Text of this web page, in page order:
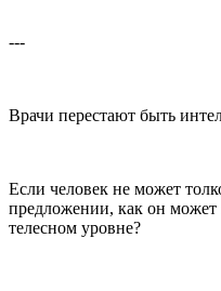
---
Врачи перестают быть
Если человек не может
предложении, как он может
телесном уровне?